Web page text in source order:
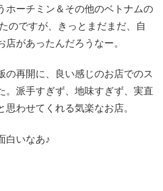
ホーチミン＆その他のベトナムの
のですが、きっとまだまだ、自
があったんだろうなー。
の再開に、良い感じのお店でのス
。派手すぎず、地味すぎず、実直
わせてくれる気楽なお店。
白いなあ♪